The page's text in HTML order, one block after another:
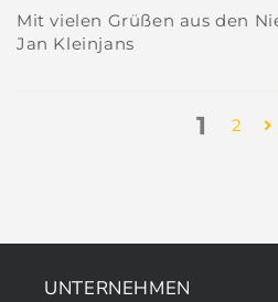
Mit vielen Grüßen aus den
Jan Kleinjans
1 2
UNTERNEHMEN